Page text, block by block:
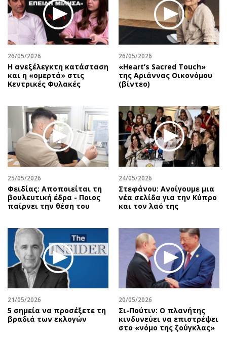
26/05/2026
Η ανεξέλεγκτη κατάσταση
και η «ομερτά» στις
Κεντρικές Φυλακές
26/05/2026
«Heart’s Sacred Touch»
της Αριάννας Οικονόμου
(βίντεο)
25/05/2026
Φειδίας: Αποποιείται τη
βουλευτική έδρα - Ποιος
παίρνει την θέση του
24/05/2026
Στεφάνου: Ανοίγουμε μια
νέα σελίδα για την Κύπρο
και τον λαό της
21/05/2026
5 σημεία να προσέξετε τη
βραδιά των εκλογών
20/05/2026
Σι-Πούτιν: Ο πλανήτης
κινδυνεύει να επιστρέψει
στο «νόμο της ζούγκλας»